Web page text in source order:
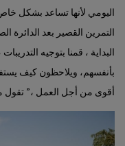
اليومي لأنها تساعد بشكل
التمرين القصير بعد
البداية ، قمنا بتوجيه
بأنفسهم، ويلاحظون كيف
أقوى من أجل العمل ،” تقول